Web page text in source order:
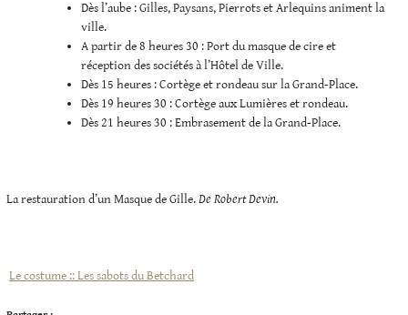
Dès l’aube : Gilles, Paysans, Pierrots et Arlequins animent la
ville.
A partir de 8 heures 30 : Port du masque de cire et
réception des sociétés à l’Hôtel de Ville.
Dès 15 heures : Cortège et rondeau sur la Grand-Place.
Dès 19 heures 30 : Cortège aux Lumières et rondeau.
Dès 21 heures 30 : Embrasement de la Grand-Place.
La restauration d’un Masque de Gille.De Robert Devin.
Le costume :: Les sabots du Betchard